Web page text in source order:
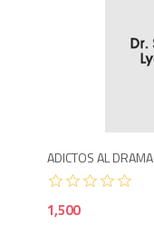
ADICTOS AL DRAMA
1,500